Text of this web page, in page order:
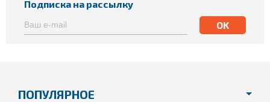
Подписка на рассылку
ПОПУЛЯРНОЕ